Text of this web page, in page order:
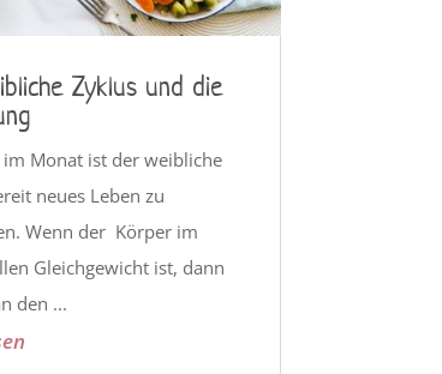
Zyklus und die
im Monat ist der weibliche
neues Leben zu
Wenn der Körper im
Gleichgewicht ist, dann
den ...